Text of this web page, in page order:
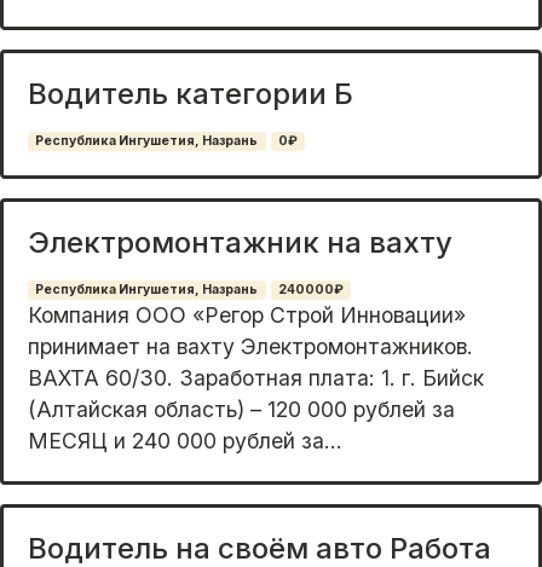
Водитель категории Б
Республика Ингушетия, Назрань 0₽
Электромонтажник на вахту
Республика Ингушетия, Назрань 240000₽
Компания ООО «Регор Строй Инновации»
принимает на вахту Электромонтажников.
ВАХТА 60/30. Заработная плата: 1. г. Бийск
(Алтайская область) – 120 000 рублей за
МЕСЯЦ и 240 000 рублей за...
Водитель на своём авто Работа